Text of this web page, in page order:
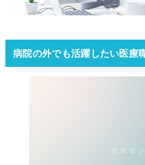
病院の外でも活躍したい医療